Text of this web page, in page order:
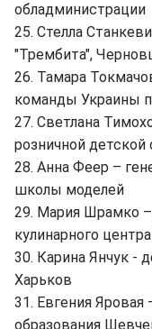
обладминистрации
25. Стелла
"Трембита",
26. Тамара
команды Украины
27. Светлана
розничной детской
28. Анна Феер –
школы моделей
29. Мария Шрамко
кулинарного
30. Карина Янчук -
Харьков
31. Евгения Яровая
образования